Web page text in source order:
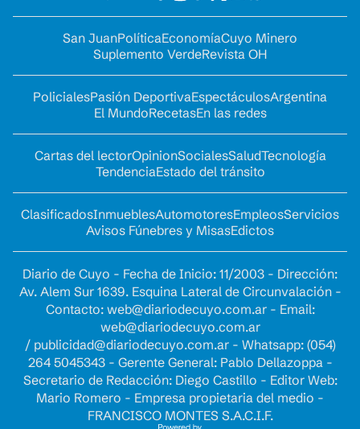
San JuanPolíticaEconomíaCuyo Minero
Suplemento VerdeRevista OH
PolicialesPasión DeportivaEspectáculosArgentina
El MundoRecetasEn las redes
Cartas del lectorOpinionSocialesSaludTecnología
TendenciaEstado del tránsito
ClasificadosInmueblesAutomotoresEmpleosServicios
Avisos Fúnebres y MisasEdictos
Diario de Cuyo - Fecha de Inicio: 11/2003 - Dirección:
Av. Alem Sur 1639. Esquina Lateral de Circunvalación -
Contacto: web@diariodecuyo.com.ar- Email:
web@diariodecuyo.com.ar
/ publicidad@diariodecuyo.com.ar- Whatsapp: (054)
264 5045343 - Gerente General: Pablo Dellazoppa -
Secretario de Redacción: Diego Castillo - Editor Web:
Mario Romero - Empresa propietaria del medio -
FRANCISCO MONTES S.A.C.I.F.